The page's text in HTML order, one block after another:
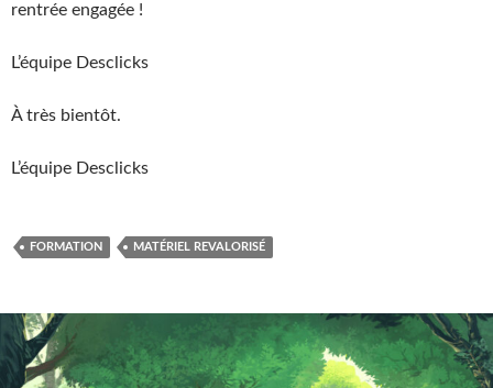
rentrée engagée !
L’équipe Desclicks
À très bientôt.
L’équipe Desclicks
FORMATION MATÉRIEL REVALORISÉ